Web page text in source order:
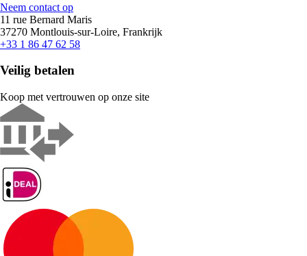
Neem contact op
11 rue Bernard Maris
37270 Montlouis-sur-Loire, Frankrijk
+33 1 86 47 62 58
Veilig betalen
Koop met vertrouwen op onze site